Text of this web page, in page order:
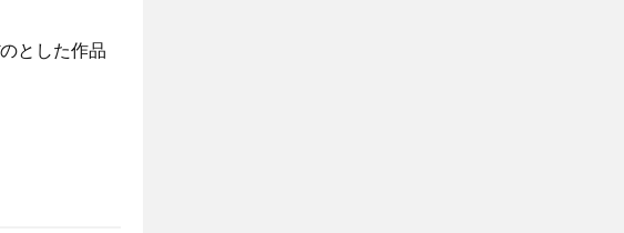
とした作品